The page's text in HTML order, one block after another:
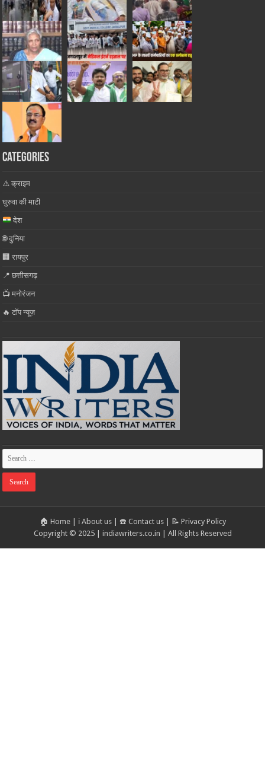
Categories
⚠️ क्राइम
घुरुवा की माटी
देश
🌐 दुनिया
🏢 रायपुर
📍 छत्तीसगढ़
📺 मनोरंजन
🔥 टॉप न्यूज़
🏠 Home| ℹ️ About us| ☎️ Contact us| 📝 Privacy Policy
Copyright © 2025 | indiawriters.co.in | All Rights Reserved